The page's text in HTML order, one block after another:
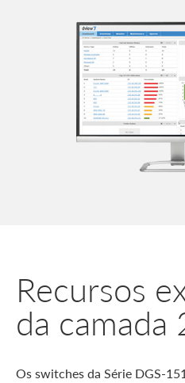
Recursos
da camada
Os switches da Série DGS-